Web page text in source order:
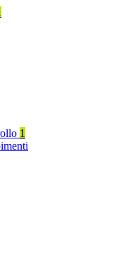
1